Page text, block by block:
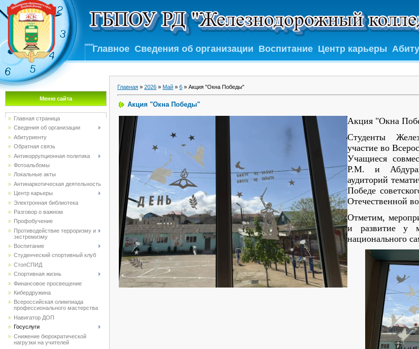
Главное Сведения об организации Воспитание Центр карьеры
Меню сайта
Главная страница
Сведения об организации
Абитуриенту
Обратная связь
Антикоррупционная политика
Фотоальбомы
Локальные акты
Антинаркотическая деятельность
Центр карьеры
Электронная библиотека
Разговор о важном
Профобучение
Противодействие терроризму и
экстремизму
Воспитание
Студенческий спортивный клуб
CтопСПИД
Спортивная жизнь
Финансовое просвещение
Кибердружина
Всероссийская олимпиада
профессионального мастерства
Навигатор ДОП
Госуслуги
Снижение бюрократической
нагрузки на учителей
Главная » 2026 » Май » 6 » Акция "Окна Победы"
Акция "Окна Победы"
Акция "Окна
Студенты
участие во
Учащиеся
Р.М. и
аудиторий
Победе
Отечественной
Отметим,
и развитие у
национального